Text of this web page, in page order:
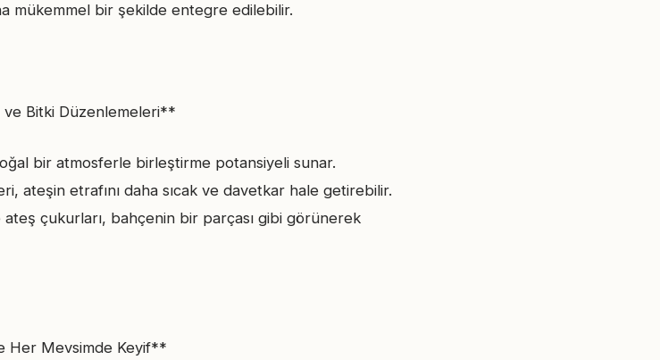
mükemmel bir şekilde entegre edilebilir.
Bitki Düzenlemeleri**
bir atmosferle birleştirme potansiyeli sunar.
ateşin etrafını daha sıcak ve davetkar hale getirebilir.
çukurları, bahçenin bir parçası gibi görünerek
Her Mevsimde Keyif**